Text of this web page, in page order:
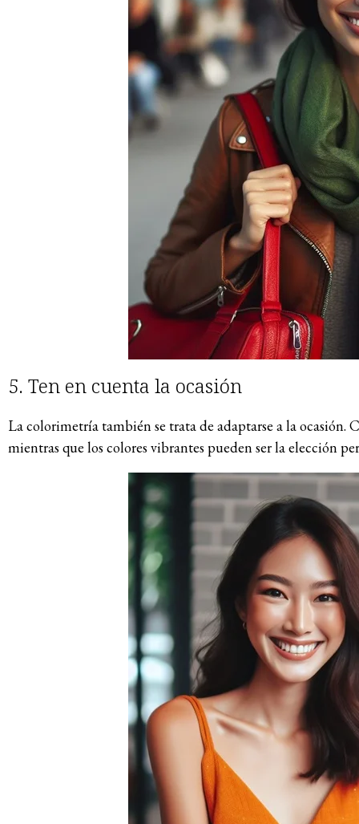
5. Ten en cuenta la ocasión
La colorimetría también se trata de adaptarse a la ocasión.
mientras que los colores vibrantes pueden ser la elección